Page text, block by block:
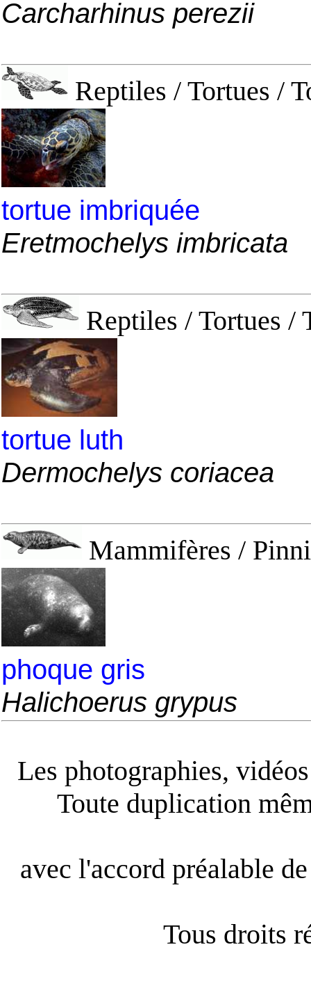
Carcharhinus perezii
Reptiles / Tortues /
tortue imbriquée
Eretmochelys imbricata
Reptiles / Tortues /
tortue luth
Dermochelys coriacea
Mammifères /
phoque gris
Halichoerus grypus
Les photographies,
Toute duplication
avec l'accord préalable
Tous droits